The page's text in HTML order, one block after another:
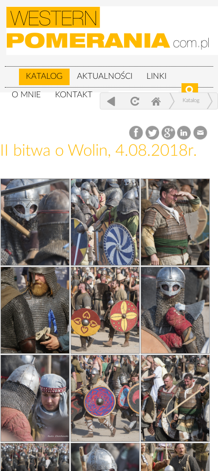
KATALOG AKTUALNOŚCI LINKI
O MNIE KONTAKT
Katalog
5.08.2018r.
II bitwa o Wolin, 4.08.2018r.
II bitwa o Wolin, 4.08.2018r.